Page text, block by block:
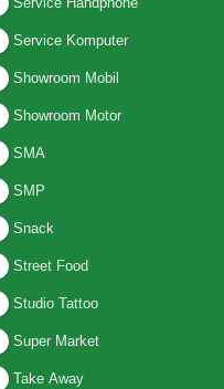
Service Komputer
Showroom Mobil
Showroom Motor
SMA
SMP
Snack
Street Food
Studio Tattoo
Super Market
Take Away